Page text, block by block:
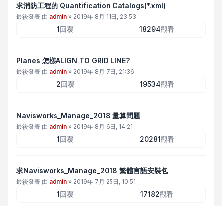
求消防工程的 Quantification Catalogs(*.xml)
最後發表 由 admin » 2019年 8月 11日, 23:53
1回覆 18294觀看
Planes 怎樣ALIGN TO GRID LINE?
最後發表 由 admin » 2019年 8月 7日, 21:36
2回覆 19534觀看
Navisworks_Manage_2018 量算問題
最後發表 由 admin » 2019年 8月 6日, 14:21
1回覆 20281觀看
求Navisworks_Manage_2018 繁體言語安裝包
最後發表 由 admin » 2019年 7月 25日, 10:51
1回覆 17182觀看